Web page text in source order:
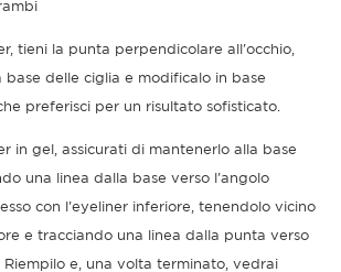
tieni la punta perpendicolare all'occhio,
base delle ciglia e modificalo in base
preferisci per un risultato sofisticato.
in gel, assicurati di mantenerlo alla base
una linea dalla base verso l'angolo
con l'eyeliner inferiore, tenendolo vicino
e tracciando una linea dalla punta verso
Riempilo e, una volta terminato, vedrai